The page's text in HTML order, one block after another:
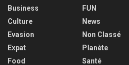
Business
Culture
Evasion
Expat
Food
FUN
News
Non Classé
Planète
Santé